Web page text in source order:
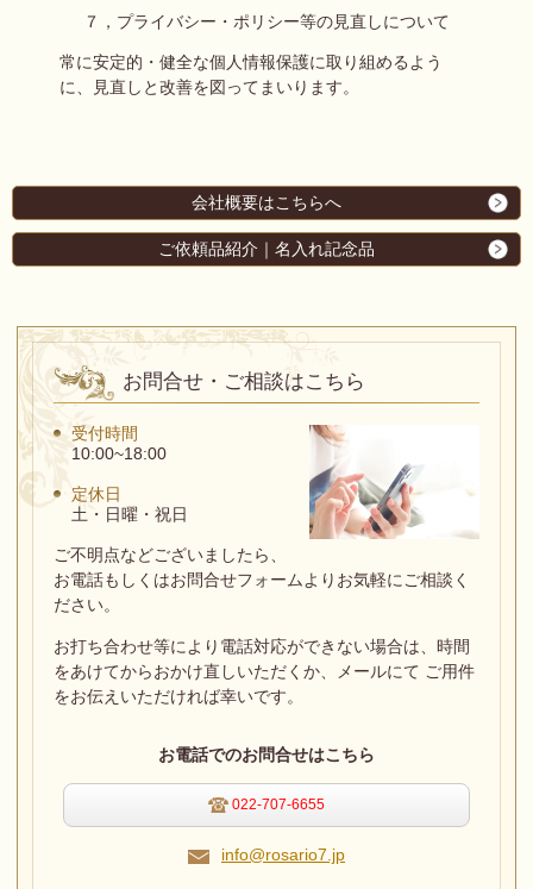
７，プライバシー・ポリシー等の見直しについて
常に安定的・健全な個人情報保護に取り組めるよう
に、見直しと改善を図ってまいります。
会社概要はこちらへ
ご依頼品紹介｜名入れ記念品
お問合せ・ご相談はこちら
受付時間
10:00~18:00
定休日
土・日曜・祝日
ご不明点などございましたら、
お電話もしくはお問合せフォームよりお気軽にご相談く
ださい。
お打ち合わせ等により電話対応ができない場合は、 時間
をあけてからおかけ直しいただくか、メールにて ご用件
をお伝えいただければ幸いです。
お電話でのお問合せはこちら
022-707-6655
info@rosario7.jp